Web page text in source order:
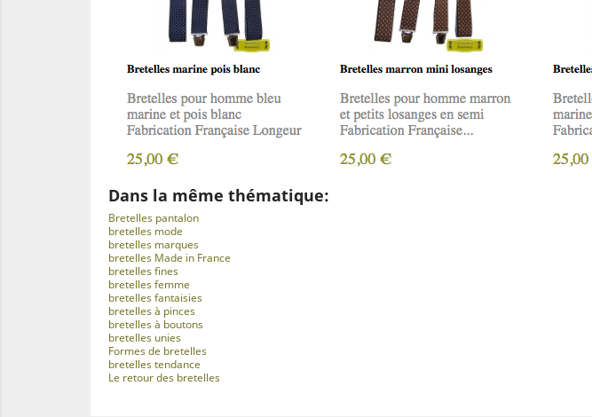
Dans la même thématique:
Bretelles pantalon
bretelles mode
bretelles marques
bretelles Made in France
bretelles fines
bretelles femme
bretelles fantaisies
bretelles à pinces
bretelles à boutons
bretelles unies
Formes de bretelles
bretelles tendance
Le retour des bretelles